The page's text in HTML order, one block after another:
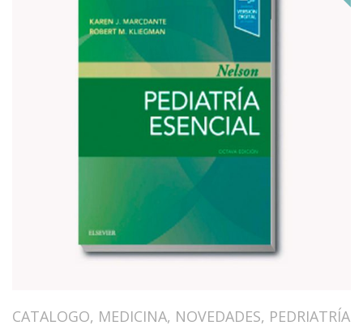
CATALOGO, MEDICINA, NOVEDADES, PEDRIATRÍA